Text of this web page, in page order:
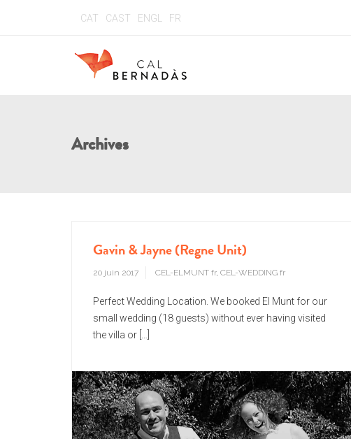
CAT CAST ENGL FR
Archives
Gavin & Jayne (Regne Unit)
20 juin 2017 CEL-ELMUNT fr, CEL-WEDDING fr
Perfect Wedding Location. We booked El Munt for our
small wedding (18 guests) without ever having visited
the villa or […]